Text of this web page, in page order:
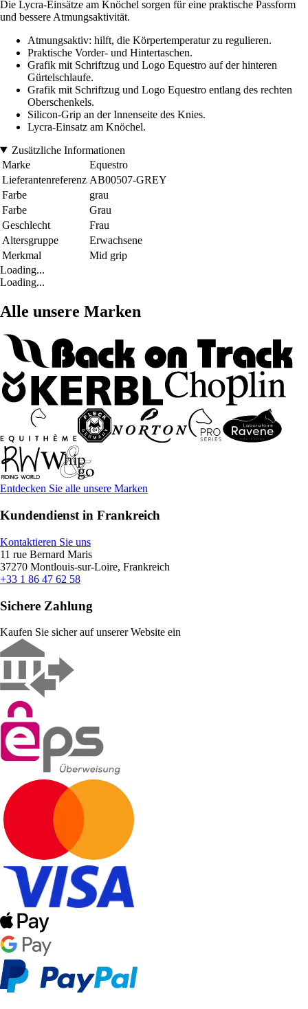
Die Lycra-Einsätze am Knöchel sorgen für eine praktische Passform
und bessere Atmungsaktivität.
Atmungsaktiv: hilft, die Körpertemperatur zu regulieren.
Praktische Vorder- und Hintertaschen.
Grafik mit Schriftzug und Logo Equestro auf der hinteren
Gürtelschlaufe.
Grafik mit Schriftzug und Logo Equestro entlang des rechten
Oberschenkels.
Silicon-Grip an der Innenseite des Knies.
Lycra-Einsatz am Knöchel.
Zusätzliche Informationen
Marke
Equestro
Lieferantenreferenz AB00507-GREY
Farbe
grau
Farbe
Grau
Geschlecht
Frau
Altersgruppe
Erwachsene
Merkmal
Mid grip
Loading...
Loading...
Alle unsere Marken
Entdecken Sie alle unsere Marken
Kundendienst in Frankreich
Kontaktieren Sie uns
11 rue Bernard Maris
37270 Montlouis-sur-Loire, Frankreich
+33 1 86 47 62 58
Sichere Zahlung
Kaufen Sie sicher auf unserer Website ein